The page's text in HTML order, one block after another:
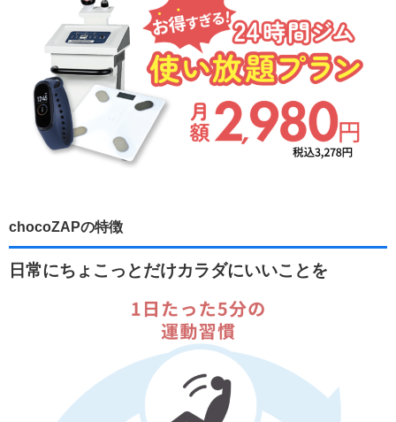
chocoZAPの特徴
日常にちょこっとだけカラダにいいことを